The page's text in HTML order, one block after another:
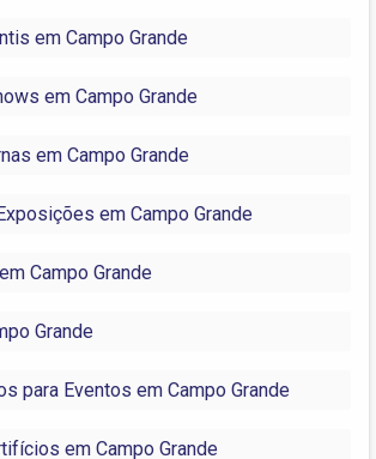
em Campo Grande
em Campo Grande
em Campo Grande
em Campo Grande
Campo Grande
Grande
para Eventos em Campo Grande
em Campo Grande